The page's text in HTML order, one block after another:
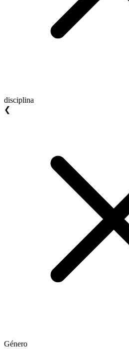
disciplina
❮
Género